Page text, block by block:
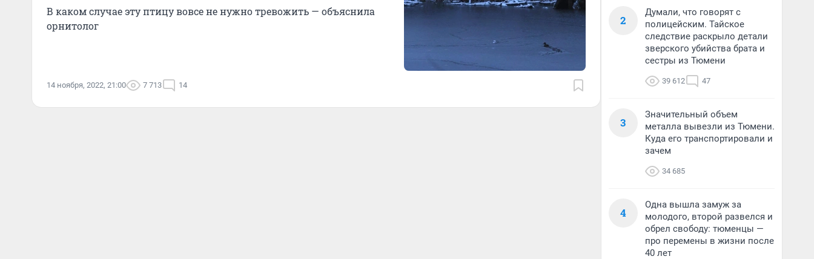
В каком случае эту птицу вовсе не нужно тревожить — объяснила
орнитолог
14 ноября, 2022, 21:00 7 713 14
2
Думали, что говорят с
полицейским. Тайское
следствие раскрыло детали
зверского убийства брата и
сестры из Тюмени
39 612 47
3
Значительный объем
металла вывезли из Тюмени.
Куда его транспортировали и
зачем
34 685
4
Одна вышла замуж за
молодого, второй развелся и
обрел свободу: тюменцы —
про перемены в жизни после
40 лет